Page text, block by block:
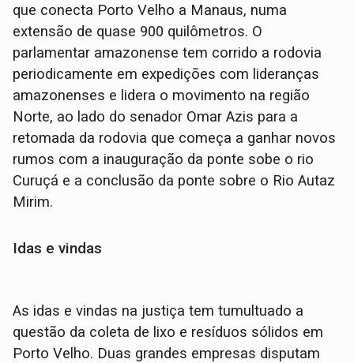
que conecta Porto Velho a Manaus, numa
extensão de quase 900 quilômetros. O
parlamentar amazonense tem corrido a rodovia
periodicamente em expedições com lideranças
amazonenses e lidera o movimento na região
Norte, ao lado do senador Omar Azis para a
retomada da rodovia que começa a ganhar novos
rumos com a inauguração da ponte sobe o rio
Curuçá e a conclusão da ponte sobre o Rio Autaz
Mirim.
Idas e vindas
As idas e vindas na justiça tem tumultuado a
questão da coleta de lixo e resíduos sólidos em
Porto Velho. Duas grandes empresas disputam